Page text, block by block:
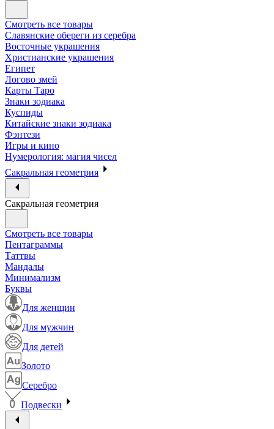
Смотреть все товары
Славянские обереги из серебра
Восточные украшения
Христианские украшения
Египет
Логово змей
Карты Таро
Знаки зодиака
Куспиды
Китайские знаки зодиака
Фэнтези
Игры и кино
Нумерология: магия чисел
Сакральная геометрия
Сакральная геометрия
Смотреть все товары
Пентаграммы
Таттвы
Мандалы
Минимализм
Буквы
Для женщин
Для мужчин
Для детей
Золото
Серебро
Подвески